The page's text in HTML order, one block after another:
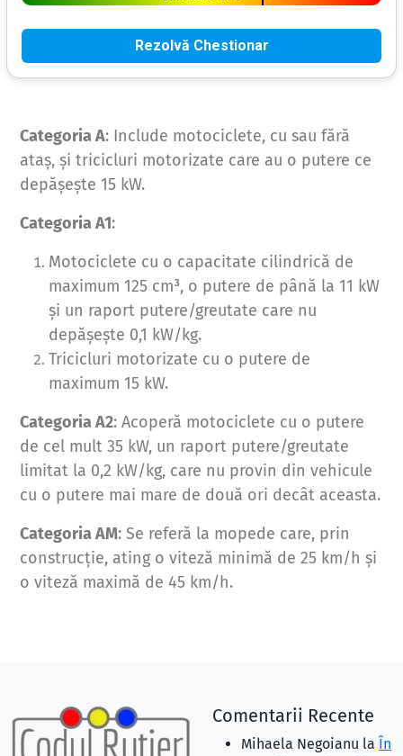
Categoria A: Include motociclete, cu sau fără
ataș, și tricicluri motorizate care au o putere ce
depășește 15 kW.
Categoria A1:
Motociclete cu o capacitate cilindrică de
maximum 125 cm³, o putere de până la 11 kW
și un raport putere/greutate care nu
depășește 0,1 kW/kg.
Tricicluri motorizate cu o putere de
maximum 15 kW.
Categoria A2: Acoperă motociclete cu o putere
de cel mult 35 kW, un raport putere/greutate
limitat la 0,2 kW/kg, care nu provin din vehicule
cu o putere mai mare de două ori decât aceasta.
Categoria AM: Se referă la mopede care, prin
construcție, ating o viteză minimă de 25 km/h și
o viteză maximă de 45 km/h.
Comentarii Recente
Mihaela Negoianu la În